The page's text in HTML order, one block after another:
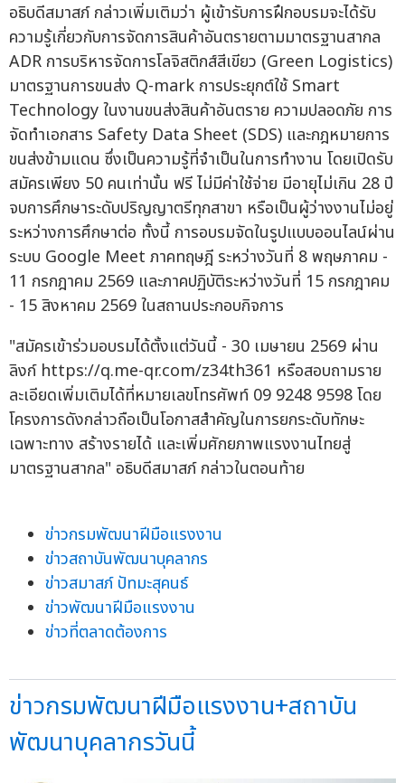
อธิบดีสมาสภ์ กล่าวเพิ่มเติมว่า ผู้เข้ารับการฝึกอบรมจะได้รับ
ความรู้เกี่ยวกับการจัดการสินค้าอันตรายตามมาตรฐานสากล
ADR การบริหารจัดการโลจิสติกส์สีเขียว (Green Logistics)
มาตรฐานการขนส่ง Q-mark การประยุกต์ใช้ Smart
Technology ในงานขนส่งสินค้าอันตราย ความปลอดภัย การ
จัดทำเอกสาร Safety Data Sheet (SDS) และกฎหมายการ
ขนส่งข้ามแดน ซึ่งเป็นความรู้ที่จำเป็นในการทำงาน โดยเปิดรับ
สมัครเพียง 50 คนเท่านั้น ฟรี ไม่มีค่าใช้จ่าย มีอายุไม่เกิน 28 ปี
จบการศึกษาระดับปริญญาตรีทุกสาขา หรือเป็นผู้ว่างงานไม่อยู่
ระหว่างการศึกษาต่อ ทั้งนี้ การอบรมจัดในรูปแบบออนไลน์ผ่าน
ระบบ Google Meet ภาคทฤษฎี ระหว่างวันที่ 8 พฤษภาคม -
11 กรกฎาคม 2569 และภาคปฏิบัติระหว่างวันที่ 15 กรกฎาคม
- 15 สิงหาคม 2569 ในสถานประกอบกิจการ
"สมัครเข้าร่วมอบรมได้ตั้งแต่วันนี้ - 30 เมษายน 2569 ผ่าน
ลิงก์ https://q.me-qr.com/z34th361 หรือสอบถามราย
ละเอียดเพิ่มเติมได้ที่หมายเลขโทรศัพท์ 09 9248 9598 โดย
โครงการดังกล่าวถือเป็นโอกาสสำคัญในการยกระดับทักษะ
เฉพาะทาง สร้างรายได้ และเพิ่มศักยภาพแรงงานไทยสู่
มาตรฐานสากล" อธิบดีสมาสภ์ กล่าวในตอนท้าย
ข่าวกรมพัฒนาฝีมือแรงงาน
ข่าวสถาบันพัฒนาบุคลากร
ข่าวสมาสภ์ ปัทมะสุคนธ์
ข่าวพัฒนาฝีมือแรงงาน
ข่าวที่ตลาดต้องการ
ข่าวกรมพัฒนาฝีมือแรงงาน+สถาบัน
พัฒนาบุคลากรวันนี้